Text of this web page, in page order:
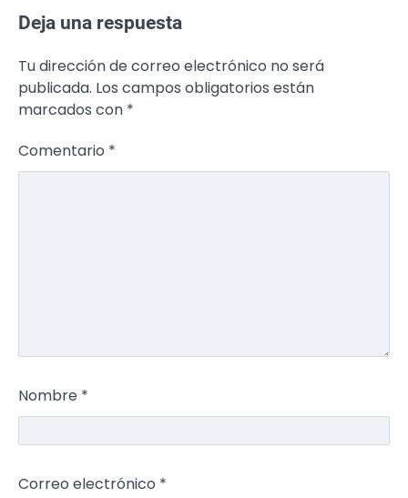
Deja una respuesta
Tu dirección de correo electrónico no será
publicada. Los campos obligatorios están
marcados con *
Comentario *
Nombre *
Correo electrónico *